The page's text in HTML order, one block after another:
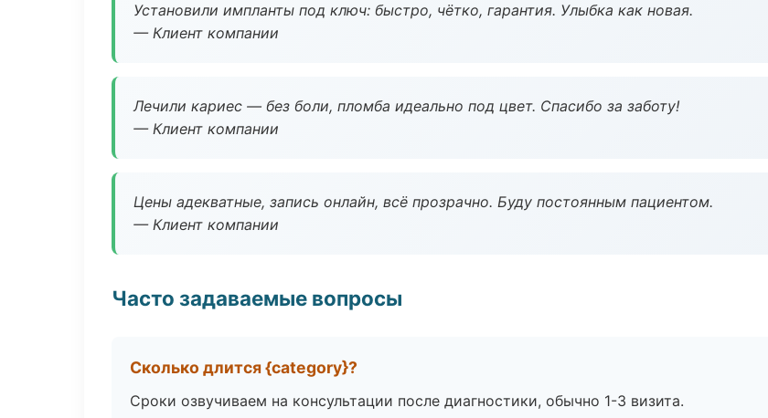
Установили импланты под ключ: быстро, чётко, гарантия. Улыбка как новая.
— Клиент компании
Лечили кариес — без боли, пломба идеально под цвет. Спасибо за заботу!
— Клиент компании
Цены адекватные, запись онлайн, всё прозрачно. Буду постоянным пациентом.
— Клиент компании
Часто задаваемые вопросы
Сколько длится {category}?
Сроки озвучиваем на консультации после диагностики, обычно 1-3 визита.